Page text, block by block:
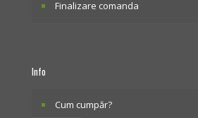
Finalizare comanda
Info
Cum cumpăr?